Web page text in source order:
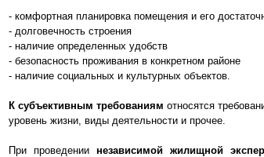
- комфортная планировка помещения и его
- долговечность строения
- наличие определенных удобств
- безопасность проживания в конкретном районе
- наличие социальных и культурных объектов.
К субъективным требованиям относятся
уровень жизни, виды деятельности и прочее.
При проведении независимой жилищной